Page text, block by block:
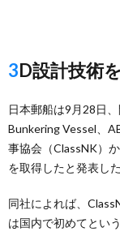
3D設計技術
日本郵船は9月28日
Bunkering Vessel、
事協会（ClassNK）
を取得したと発表した
同社によれば、
は国内で初めてという